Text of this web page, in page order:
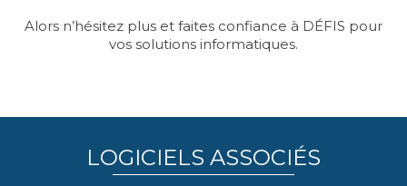
Alors n’hésitez plus et faites confiance à DÉFIS pour
vos solutions informatiques.
LOGICIELS ASSOCIÉS